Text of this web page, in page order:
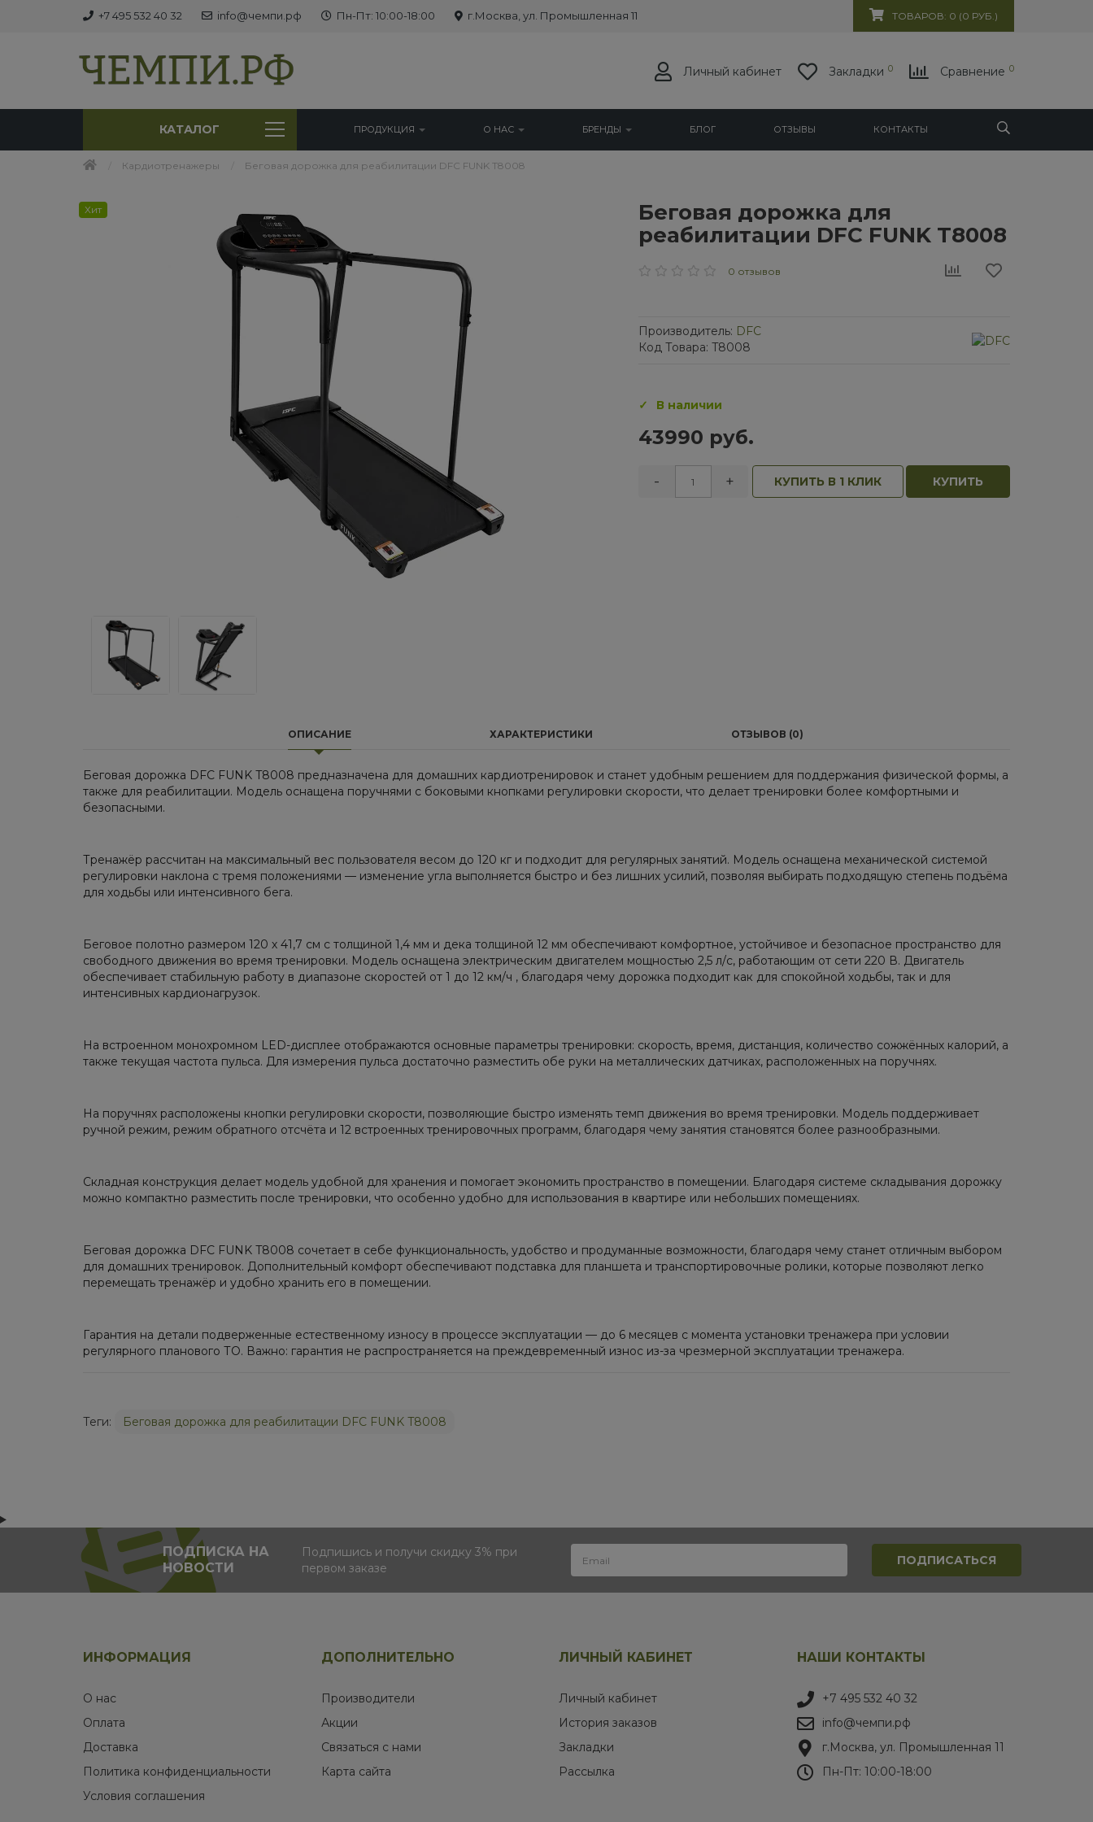
+7 495 532 40 32 info@чемпи.рф Пн-Пт: 10:00-18:00 г.Москва, ул. Промышленная 11 ТОВАРОВ: 0 (0 РУБ.)
Личный кабинет Закладки 0 Сравнение 0
КАТАЛОГ ПРОДУКЦИЯ О НАС БРЕНДЫ БЛОГ ОТЗЫВЫ КОНТАКТЫ
Кардиотренажеры Беговая дорожка для реабилитации DFC FUNK T8008
Хит
Беговая дорожка для
реабилитации DFC FUNK T8008
0 отзывов
Производитель: DFC
Код Товара: T8008
В наличии
43990 руб.
- + КУПИТЬ В 1 КЛИК КУПИТЬ
ОПИСАНИЕ ХАРАКТЕРИСТИКИ ОТЗЫВОВ (0)
Беговая дорожка DFC FUNK T8008 предназначена для домашних кардиотренировок и станет удобным решением для поддержания физической формы, а
также для реабилитации. Модель оснащена поручнями с боковыми кнопками регулировки скорости, что делает тренировки более комфортными и
безопасными.
Тренажёр рассчитан на максимальный вес пользователя весом до 120 кг и подходит для регулярных занятий. Модель оснащена механической системой
регулировки наклона с тремя положениями — изменение угла выполняется быстро и без лишних усилий, позволяя выбирать подходящую степень подъёма
для ходьбы или интенсивного бега.
Беговое полотно размером 120 х 41,7 см с толщиной 1,4 мм и дека толщиной 12 мм обеспечивают комфортное, устойчивое и безопасное пространство для
свободного движения во время тренировки. Модель оснащена электрическим двигателем мощностью 2,5 л/с, работающим от сети 220 В. Двигатель
обеспечивает стабильную работу в диапазоне скоростей от 1 до 12 км/ч , благодаря чему дорожка подходит как для спокойной ходьбы, так и для
интенсивных кардионагрузок.
На встроенном монохромном LED-дисплее отображаются основные параметры тренировки: скорость, время, дистанция, количество сожжённых калорий, а
также текущая частота пульса. Для измерения пульса достаточно разместить обе руки на металлических датчиках, расположенных на поручнях.
На поручнях расположены кнопки регулировки скорости, позволяющие быстро изменять темп движения во время тренировки. Модель поддерживает
ручной режим, режим обратного отсчёта и 12 встроенных тренировочных программ, благодаря чему занятия становятся более разнообразными.
Складная конструкция делает модель удобной для хранения и помогает экономить пространство в помещении. Благодаря системе складывания дорожку
можно компактно разместить после тренировки, что особенно удобно для использования в квартире или небольших помещениях.
Беговая дорожка DFC FUNK T8008 сочетает в себе функциональность, удобство и продуманные возможности, благодаря чему станет отличным выбором
для домашних тренировок. Дополнительный комфорт обеспечивают подставка для планшета и транспортировочные ролики, которые позволяют легко
перемещать тренажёр и удобно хранить его в помещении.
Гарантия на детали подверженные естественному износу в процессе эксплуатации — до 6 месяцев с момента установки тренажера при условии
регулярного планового ТО. Важно: гарантия не распространяется на преждевременный износ из-за чрезмерной эксплуатации тренажера.
Теги: Беговая дорожка для реабилитации DFC FUNK T8008
ПОДПИСКА НА
НОВОСТИ
Подпишись и получи скидку 3% при
первом заказе
ИНФОРМАЦИЯ
О нас
Оплата
Доставка
Политика конфиденциальности
Условия соглашения
ДОПОЛНИТЕЛЬНО
Производители
Акции
Связаться с нами
Карта сайта
ЛИЧНЫЙ КАБИНЕТ
Личный кабинет
История заказов
Закладки
Рассылка
НАШИ КОНТАКТЫ
+7 495 532 40 32
info@чемпи.рф
г.Москва, ул. Промышленная 11
Пн-Пт: 10:00-18:00